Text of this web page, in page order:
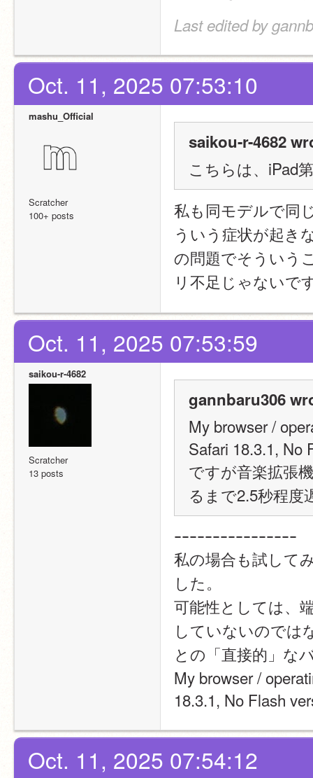
Last edited by
Oct. 11, 2025 07:53:10
mashu_Official
Scratcher
100+ posts
saikou-r-4682
こちらは、iPad
私も同モデルで同
ういう症状が起き
の問題でそういう
リ不足じゃないで
Oct. 11, 2025 07:53:59
saikou-r-4682
Scratcher
13 posts
gannbaru306
My browser /
Safari 18.3.1, No
ですが音楽拡張
るまで2.5秒程度
ｰｰｰｰｰｰｰｰｰｰｰｰｰｰｰｰ
私の場合も試して
した。
可能性としては、
していないのでは
との「直接的」な
My browser /
18.3.1, No Flash
Oct. 11, 2025 07:54:12